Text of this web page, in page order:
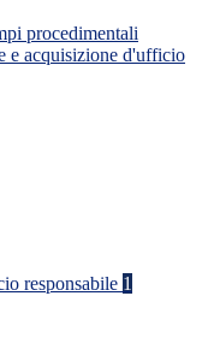
procedimentali
e acquisizione d'ufficio
responsabile 1